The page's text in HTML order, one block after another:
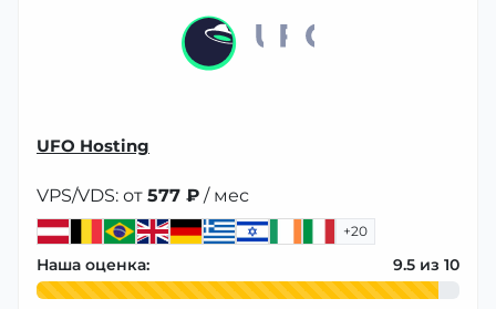
UFO Hosting
VPS/VDS: от 577 ₽ / мес
+20
Наша оценка: 9.5